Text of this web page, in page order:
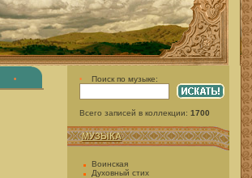
• •Поиск по музыке:
Всего записей в коллекции: 1700
МУЗЫКА
Воинская
Духовный стих